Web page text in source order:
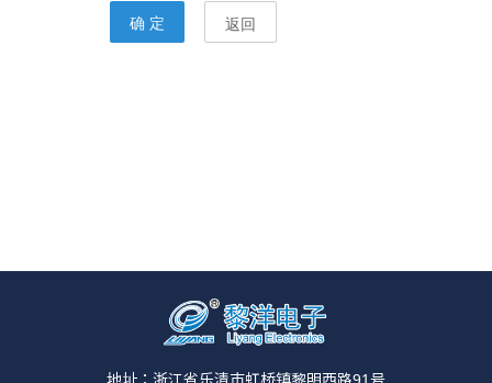
地址：浙江省乐清市虹桥镇黎明西路91号